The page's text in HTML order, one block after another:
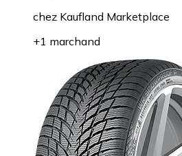
chez Kaufland Marketplace
+1 marchand